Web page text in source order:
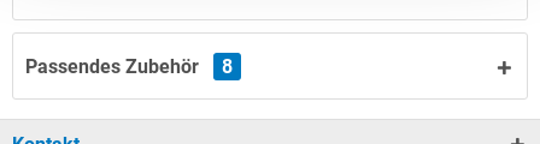
Passendes Zubehör 8